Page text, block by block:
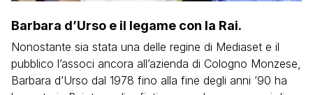
Barbara d’Urso e il legame con la Rai.
Nonostante sia stata una delle regine di Mediaset e il
pubblico l’associ ancora all’azienda di Cologno Monzese,
Barbara d’Urso dal 1978 fino alla fine degli anni ’90 ha